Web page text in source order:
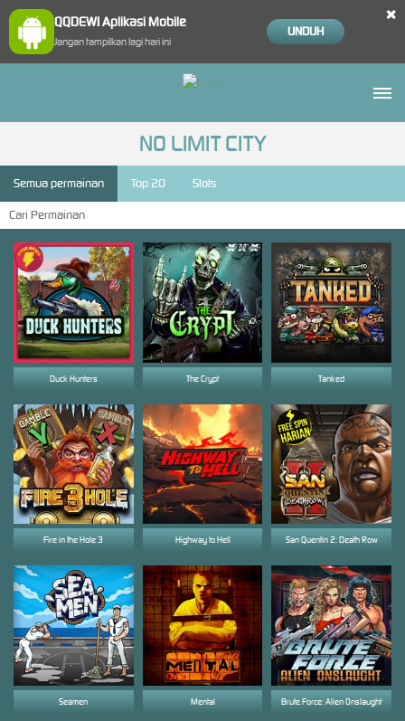
QQDEWI Aplikasi Mobile
Jangan tampilkan lagi hari ini
UNDUH
×
NO LIMIT CITY
Semua permainan Top 20 Slots
Seamen
Duck Hunters
Fire in the Hole 3 Highway to Hell San Quentin 2: Death Row
Mental
The Crypt
Brute Force: Alien Onslaught
Tanked